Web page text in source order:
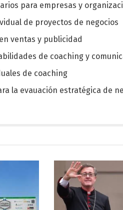
para empresas y
de proyectos de negocios
ventas y publicidad
de coaching y
de coaching
la evauación estratégica de